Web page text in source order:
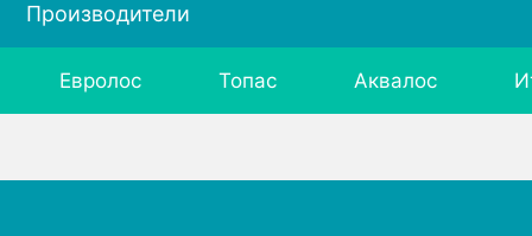
Производители
Евролос Топас Аквалос